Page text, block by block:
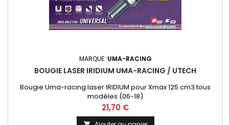
MARQUE: UMA-RACING
BOUGIE LASER IRIDIUM UMA-RACING / UTECH
Bougie Uma-racing laser IRIDIUM pour Xmax 125 cm3 tous
modèles (06-18)
Prix
21,70 €